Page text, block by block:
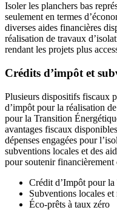
Isoler les planchers bas
seulement en termes
diverses aides financières
réalisation de travaux
rendant les projets plus
Crédits d’impôt et
Plusieurs dispositifs fiscaux
d’impôt pour la réalisation
pour la Transition
avantages fiscaux
dépenses engagées pour
subventions locales et des
pour soutenir financièrement
Crédit d’Impôt pour
Subventions locales et
Éco-prêts à taux zéro